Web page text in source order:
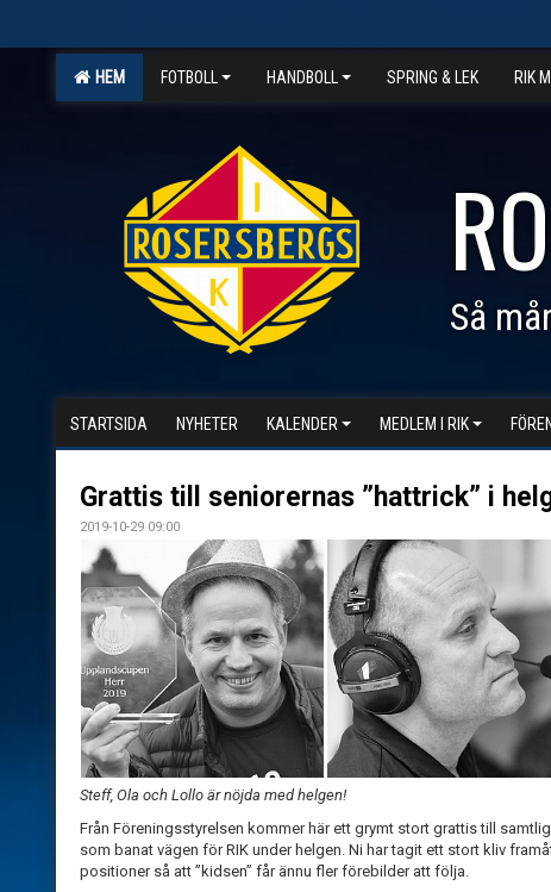
HEM FOTBOLL HANDBOLL SPRING & LEK RIK
Så
STARTSIDA NYHETER KALENDER MEDLEM I RIK
Grattis till seniorernas ”hattrick” i
2019-10-29 09:00
Steff, Ola och Lollo är nöjda med helgen!
Från Föreningsstyrelsen kommer här ett grymt stort grattis till
som banat vägen för RIK under helgen. Ni har tagit ett stort kliv
positioner så att ”kidsen” får ännu fler förebilder att följa.